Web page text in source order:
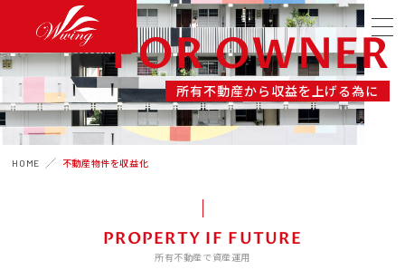
FOR OWNER
所有不動産から収益を上げる為に
HOME 不動産物件を収益化
PROPERTY IF FUTURE
所有不動産で資産運用